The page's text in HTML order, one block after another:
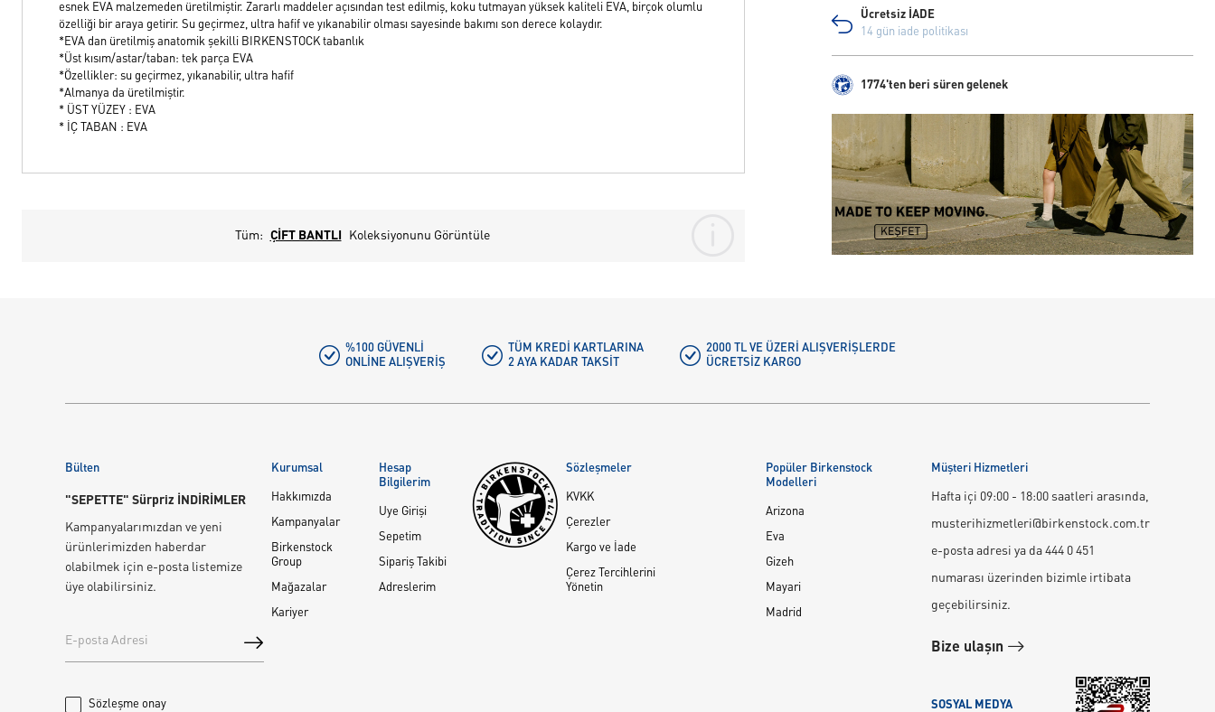
esnek EVA malzemeden üretilmiştir. Zararlı maddeler açısından test edilmiş, koku tutmayan yüksek kaliteli EVA, birçok olumlu
özelliği bir araya getirir. Su geçirmez, ultra hafif ve yıkanabilir olması sayesinde bakımı son derece kolaydır.
*EVA dan üretilmiş anatomik şekilli BIRKENSTOCK tabanlık
*Üst kısım/astar/taban: tek parça EVA
*Özellikler: su geçirmez, yıkanabilir, ultra hafif
*Almanya da üretilmiştir.
* ÜST YÜZEY : EVA
* İÇ TABAN : EVA
Tüm: ÇİFT BANTLI Koleksiyonunu Görüntüle
Ücretsiz İADE
14 gün iade politikası
1774'ten beri süren gelenek
%100 GÜVENLI
ONLINE ALIŞVERIŞ
TÜM KREDI KARTLARINA
2 AYA KADAR TAKSIT
2000 TL VE ÜZERİ ALIŞVERİŞLERDE
ÜCRETSIZ KARGO
Bülten
"SEPETTE" Sürpriz İNDİRİMLER
Kampanyalarımızdan ve yeni
ürünlerimizden haberdar
olabilmek için e-posta listemize
üye olabilirsiniz.
Sözleşme onay
Kurumsal
Hakkımızda
Kampanyalar
Birkenstock
Group
Mağazalar
Kariyer
Hesap
Bilgilerim
Üye Girişi
Sepetim
Sipariş Takibi
Adreslerim
Sözleşmeler
KVKK
Çerezler
Kargo ve İade
Çerez Tercihlerini
Yönetin
Popüler Birkenstock
Modelleri
Arizona
Eva
Gizeh
Mayari
Madrid
Müşteri Hizmetleri
Hafta içi 09:00 - 18:00 saatleri arasında,
musterihizmetleri@birkenstock.com.tr
e-posta adresi ya da 444 0 451
numarası üzerinden bizimle irtibata
geçebilirsiniz.
Bize ulaşın
SOSYAL MEDYA